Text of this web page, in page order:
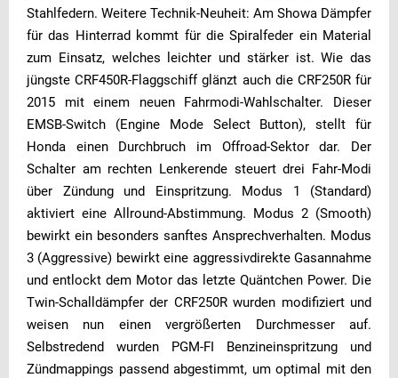
Stahlfedern. Weitere Technik-Neuheit: Am Showa Dämpfer
für das Hinterrad kommt für die Spiralfeder ein Material
zum Einsatz, welches leichter und stärker ist. Wie das
jüngste CRF450R-Flaggschiff glänzt auch die CRF250R für
2015 mit einem neuen Fahrmodi-Wahlschalter. Dieser
EMSB-Switch (Engine Mode Select Button), stellt für
Honda einen Durchbruch im Offroad-Sektor dar. Der
Schalter am rechten Lenkerende steuert drei Fahr-Modi
über Zündung und Einspritzung. Modus 1 (Standard)
aktiviert eine Allround-Abstimmung. Modus 2 (Smooth)
bewirkt ein besonders sanftes Ansprechverhalten. Modus
3 (Aggressive) bewirkt eine aggressivdirekte Gasannahme
und entlockt dem Motor das letzte Quäntchen Power. Die
Twin-Schalldämpfer der CRF250R wurden modifiziert und
weisen nun einen vergrößerten Durchmesser auf.
Selbstredend wurden PGM-FI Benzineinspritzung und
Zündmappings passend abgestimmt, um optimal mit den